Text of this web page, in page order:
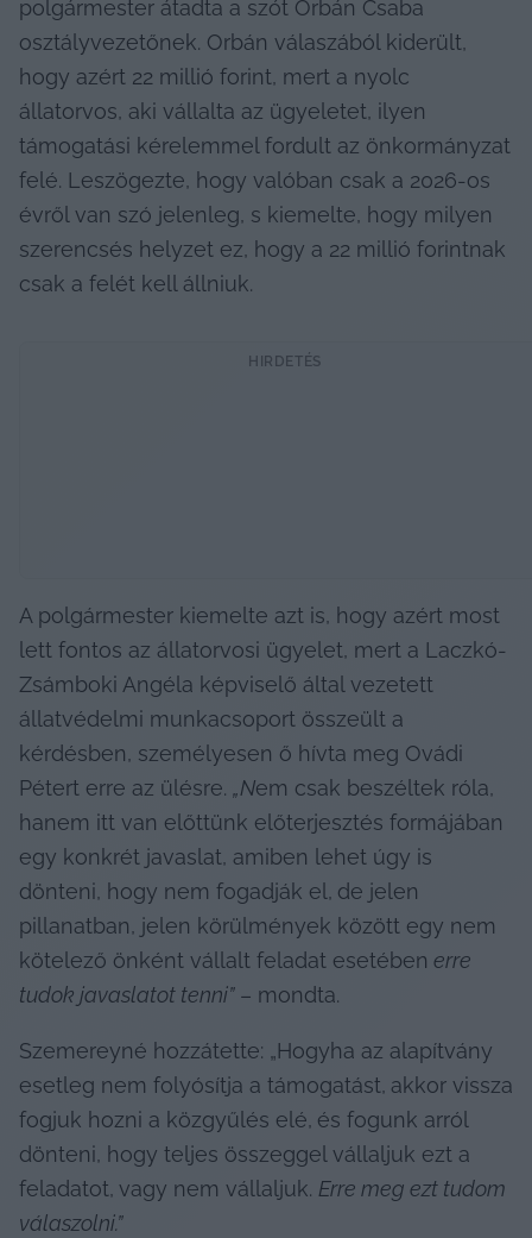
polgármester átadta a szót Orbán Csaba
osztályvezetőnek. Orbán válaszából kiderült,
hogy azért 22 millió forint, mert a nyolc
állatorvos, aki vállalta az ügyeletet, ilyen
támogatási kérelemmel fordult az önkormányzat
felé. Leszögezte, hogy valóban csak a 2026-os
évről van szó jelenleg, s kiemelte, hogy milyen
szerencsés helyzet ez, hogy a 22 millió forintnak
csak a felét kell állniuk.
HIRDETÉS
A polgármester kiemelte azt is, hogy azért most
lett fontos az állatorvosi ügyelet, mert a Laczkó-
Zsámboki Angéla képviselő által vezetett
állatvédelmi munkacsoport összeült a
kérdésben, személyesen ő hívta meg Ovádi
Pétert erre az ülésre. „Nem csak beszéltek róla,
hanem itt van előttünk előterjesztés formájában
egy konkrét javaslat, amiben lehet úgy is
dönteni, hogy nem fogadják el, de jelen
pillanatban, jelen körülmények között egy nem
kötelező önként vállalt feladat esetében erre
tudok javaslatot tenni” – mondta.
Szemereyné hozzátette: „Hogyha az alapítvány
esetleg nem folyósítja a támogatást, akkor vissza
fogjuk hozni a közgyűlés elé, és fogunk arról
dönteni, hogy teljes összeggel vállaljuk ezt a
feladatot, vagy nem vállaljuk. Erre meg ezt tudom
válaszolni.”